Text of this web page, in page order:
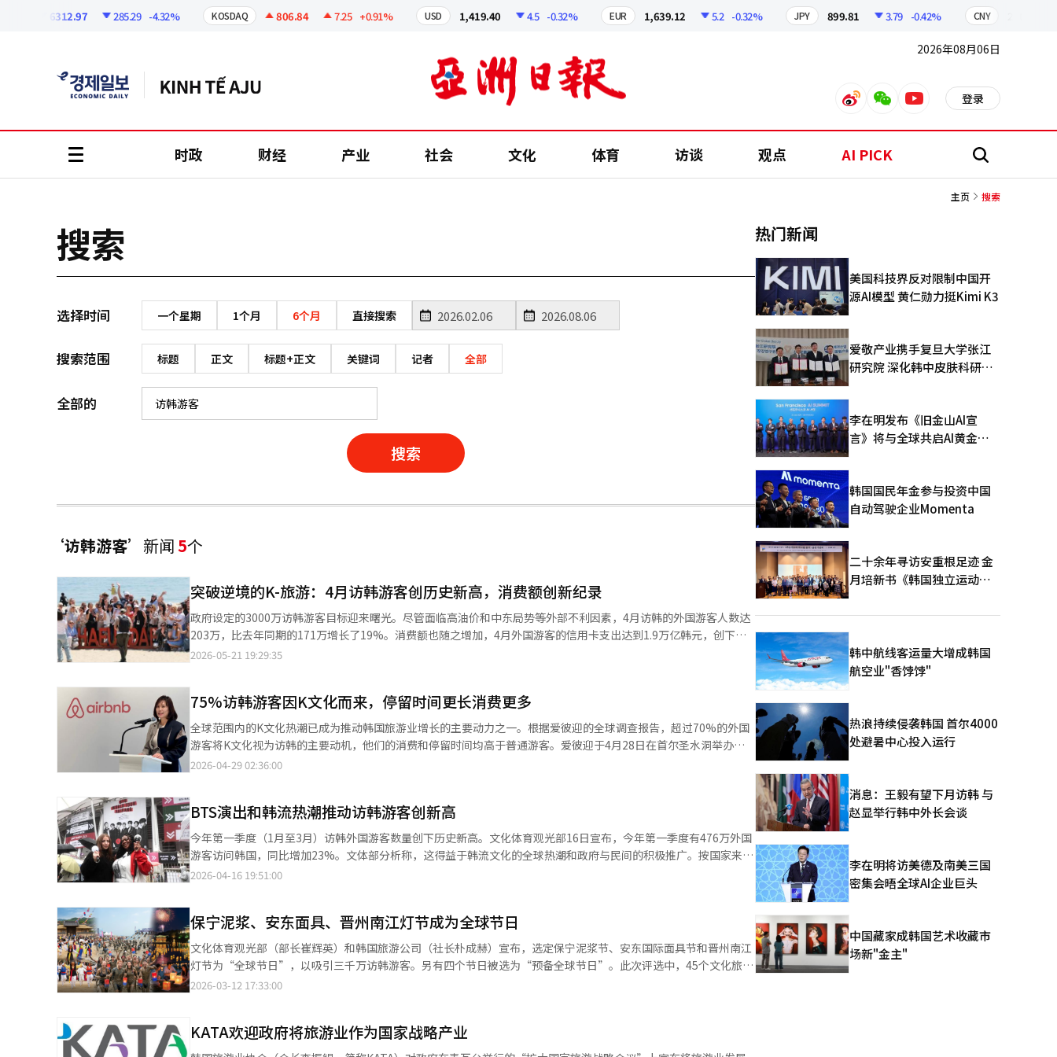
6312.97 285.29 -4.32% KOSDAQ 806.84 7.25 +0.91% USD 1,419.40 4.5 -0.32% EUR 1,639.12 5.2 -0.32% JPY 899.81 3.79 -0.42% CNY
2026年08月06日
weiboweixinyoutube 登录
时政 财经 产业 社会 文化 体育 访谈 观点 AI PICK 搜
主页 搜索
搜索
选择时间 一个星期 1个月 6个月 直接搜索
搜索范围 标题 正文 标题+正文 关键词 记者 全部
全部的
搜索
‘访韩游客’ 新闻5个
突破逆境的K-旅游：4月访韩游客创历史新高，消费额创新纪录
政府设定的3000万访韩游客目标迎来曙光。尽管面临高油价和中东局势等外部不利因素，4月访韩的外国游客人数达
203万，比去年同期的171万增长了19%。消费额也随之增加，4月外国游客的信用卡支出达到1.9万亿韩元，创下历
史新高，显示出量的扩张带动了内需的质的增长。 ◆ 突破逆境的K-旅游……1至4月累计677万人的历史新高 文化体
球不利因素交织，但由于在中东局势之前预定的旅行顺利进行，4月的入境业绩并未受到重大影响。 文化部分析认
为，这一成就得益于“K-文化”的全球传播，使韩国在亚洲之外，确立了作为全球旅游目的地的地位。 ◆ 中国和日
本游客为主，北美和南美游客也持续增加 从市场来看，游客来源国并未集中于某一国家，而是中华圈、日本及北美等
各个地区均呈现出均衡增长。 具体来看，中国游客人数为57万（增长29.6%），占比最大，其次是日本游客30万
（增长17.9%），共同推动了整体访韩市场的增长。此外，台湾（19万）和香港（7万）等中华圈市场的持续涌入，
38%……外国人支出1.9万亿创历史新高 访韩游客的增长趋势直接与质的增长相关。 外国游客的地区分散效应明显，
4月通过地方机场入境的外国游客人数为36万，比去年同期的26万增长了38%。然而，地方港口入境人数为18.4万，
同比减少5.3%。 最重要的是，游客的消费意愿显著提升。4月，外国游客在韩国的信用卡消费（包括在线消费）约为
1.9万亿韩元，创下自2018年1月开始相关统计以来的历史新高。 1至4月累计支出约为6.997万亿韩元，比去年同期增
长22.6%。 ◆ 针对旅游振兴法的全政府努力……加速地方旅游活力 政府自第11次国家旅游战略会议以来，开展了全
川与地方之间的转机服务等。 文化部旅游政策室长姜正元表示：“K-文化的魅力和政府对旅游的支持相辅相成，因此
在国际油价等困难条件下，才能连续两个月突破200万访韩游客。我们将努力确保不仅在外形上扩大，同时在地方访
问和消费等方面实现持续的质的增长。”※ 本报道经人工智能（AI）系统翻译与编辑。
2026-05-21 19:29:35
75%访韩游客因K文化而来，停留时间更长消费更多
全球范围内的K文化热潮已成为推动韩国旅游业增长的主要动力之一。根据爱彼迎的全球调查报告，超过70%的外国
游客将K文化视为访韩的主要动机，他们的消费和停留时间均高于普通游客。爱彼迎于4月28日在首尔圣水洞举办了
主题为“K文化，旅行的起点”的媒体见面会，并发布了全球调查报告。此次调查针对4500名计划或已访问韩国的亚
此，爱彼迎亚太区传播总监Sharon Chan表示：“K文化已成为吸引全球游客的强大磁石，尤其是那些被K文化吸引
的游客，他们不仅消费内容，还希望深入体验韩国的日常生活。”爱彼迎正致力于将这种热情转化为实际的旅行体
验。作为其中一部分，他们将于5月1日至7日与Cortis集团合作，在圣水洞运营大型快闪活动。此次“爱彼迎原
创”体验旨在通过艺术家的个性化空间设计，与粉丝深度互动。爱彼迎此前已多次将K-pop粉丝的热情转化为实际住
宿体验，如2022年的“森林中的BTS”第二季、2024年再现Seventeen音乐视频场景的住宿，以及2025年十周年纪
（DDP）住宿活动，持续提供基于K文化的沉浸式内容。然而，要将K文化的影响扩展到首尔以外的地区旅游需求，
解决“住宿设施不足”问题至关重要。调查显示，83%的潜在游客将主要城市外围的合适住宿选项视为预订的重要因
素。尤其是主导K文化旅行的MZ世代潜在游客中，53%认为共享住宿等可用性是访韩的关键因素，34%表示若找不
到合适住宿将推迟或重新考虑旅行。爱彼迎韩国经理徐佳妍表示：“K文化的热情不应仅停留在短期话题，而应扩展
到韩国各地，成为与我们文化深度互动的‘完整旅行’。爱彼迎的明确目标是通过扩充住宿基础设施和制度改革，积
2026-04-29 02:36:00
BTS演出和韩流热潮推动访韩游客创新高
今年第一季度（1月至3月）访韩外国游客数量创下历史新高。文化体育观光部16日宣布，今年第一季度有476万外国
游客访问韩国，同比增加23%。文体部分析称，这得益于韩流文化的全球热潮和政府与民间的积极推广。按国家来
看，中国游客最多，达145万，同比增长29%。日本游客为94万（增长20.2%），台湾游客为54万（增长37.7%）。
增加。通过地方机场入境的外国游客增加了49.7%，整体区域访问率为34.5%，同比上升3.2个百分点。外国游客的信
用卡消费额增加了23.0%。第一季度访韩旅游的总体满意度为90.8分。为了继续推动访韩旅游增长，文体部正在积极
开展海外营销活动。3月和4月在香港、中国（深圳、青岛）、日本（大阪、东京、福冈）举办了“K-旅游路演”。文
体部长崔辉英3月亲自出席了中国的韩国旅游说明会。访韩便利性也大幅提升。从3月起，与法务部合作，扩大对中
国、越南、菲律宾等12个国家的5年和10年多次签证发放，并将自动出入境审查适用国家从18个增加到42个。本月
文体部旅游政策室长姜正元表示：“凭借‘韩流’的魅力，韩国已成为全球游客的热门目的地。我们将继续落实2月
总统主持的扩大国家旅游战略会议上提出的‘访韩旅游大转型，区域旅游大跃进’战略，增强旅游竞争力。”他还指
2026-04-16 19:51:00
保宁泥浆、安东面具、晋州南江灯节成为全球节日
文化体育观光部（部长崔辉英）和韩国旅游公司（社长朴成赫）宣布，选定保宁泥浆节、安东国际面具节和晋州南江
灯节为“全球节日”，以吸引三千万访韩游客。另有四个节日被选为“预备全球节日”。此次评选中，45个文化旅游
节日中有27个参与。文体部通过专家评审和演讲评估，最终确定了目标节日。新选定的全球节日每年将获得8亿韩元
作。“节日管家”通过摄像头和距离传感器分析节日场地的拥挤程度，并支持食品支付，方便外国游客。各节日将开
发独特的旅游产品。安东将结合面具节、船游火焰表演和河回村，推出传统文化产品。保宁泥浆节将加强“韩流美
2026-03-12 17:33:00
KATA欢迎政府将旅游业作为国家战略产业
热门新闻
美国科技界反对限制中国开
源AI模型 黄仁勋力挺Kimi K3
爱敬产业携手复旦大学张江
研究院 深化韩中皮肤科研合
李在明发布《旧金山AI宣
言》将与全球共启AI黄金时
韩国国民年金参与投资中国
自动驾驶企业Momenta
二十余年寻访安重根足迹 金
月培新书《韩国独立运动圣
版
韩中航线客运量大增成韩国
航空业"香饽饽"
热浪持续侵袭韩国 首尔4000
处避暑中心投入运行
消息：王毅有望下月访韩 与
赵显举行韩中外长会谈
李在明将访美德及南美三国
密集会晤全球AI企业巨头
中国藏家成韩国艺术收藏市
场新"金主"